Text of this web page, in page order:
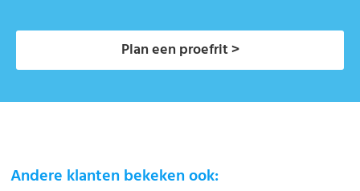
Plan een proefrit >
Andere klanten bekeken ook: